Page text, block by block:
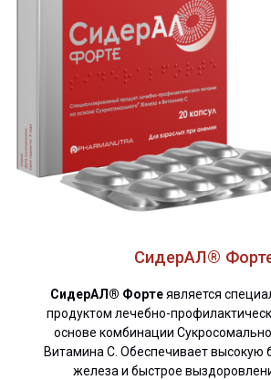
СидерАЛ®
СидерАЛ® Фортеявляется
продуктом лечебно-
основе комбинации
Витамина С. Обеспечивает высокую
железа и быстрое